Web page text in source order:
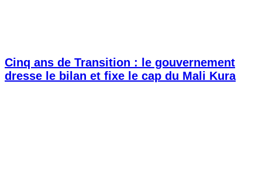
Cinq ans de Transition : le gouvernement
dresse le bilan et fixe le cap du Mali Kura